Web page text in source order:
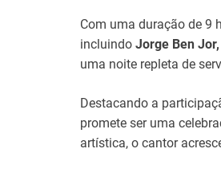
Com uma duração de 9
incluindo Jorge Ben
uma noite repleta de
Destacando a
promete ser uma
artística, o cantor